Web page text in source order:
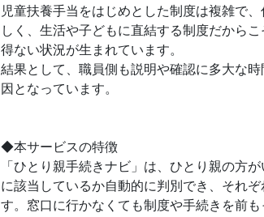
児童扶養手当をはじめとした制度は複雑で
しく、生活や子どもに直結する制度だから
得ない状況が生まれています。
結果として、職員側も説明や確認に多大な
因となっています。
◆本サービスの特徴
「ひとり親手続きナビ」は、ひとり親の方
に該当しているか自動的に判別でき、それ
す。窓口に行かなくても制度や手続きを前